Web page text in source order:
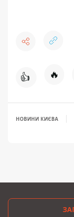
👍 🔥
НОВИНИ КИЄВА